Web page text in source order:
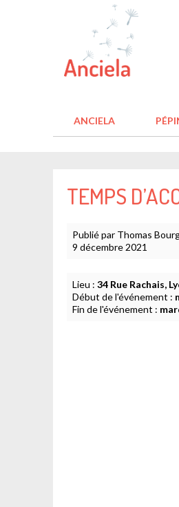
ANCIELA
TEMPS
Publié par Thomas
9 décembre 2021
Lieu : 34 Rue Rachais,
Début de l'événement :
Fin de l'événement :